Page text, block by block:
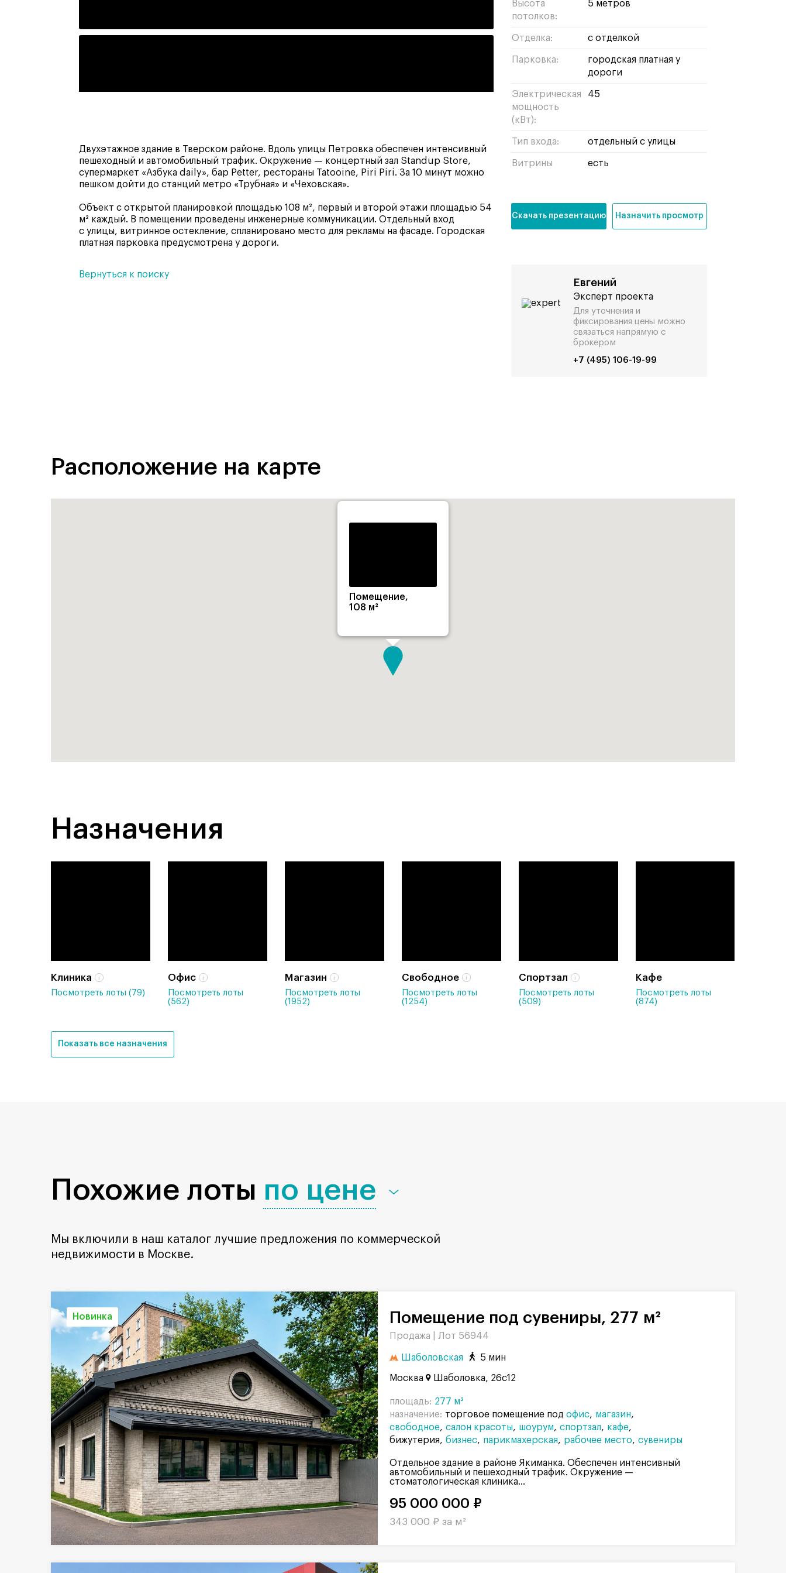
Двухэтажное здание в Тверском районе. Вдоль улицы Петровка обеспечен интенсивный
пешеходный и автомобильный трафик. Окружение — концертный зал Standup Store,
супермаркет «Азбука daily», бар Petter, рестораны Tatooine, Piri Piri. За 10 минут можно
пешком дойти до станций метро «Трубная» и «Чеховская».
Объект с открытой планировкой площадью 108 м², первый и второй этажи площадью 54
м² каждый. В помещении проведены инженерные коммуникации. Отдельный вход
с улицы, витринное остекление, спланировано место для рекламы на фасаде. Городская
платная парковка предусмотрена у дороги.
Вернуться к поиску
Высота
потолков:
5 метров
Отделка: с отделкой
Парковка:
городская платная у
дороги
Электрическая
мощность
(кВт):
45
Тип входа: отдельный с улицы
Витрины есть
Скачать презентацию Назначить просмотр
Евгений
Эксперт проекта
Для уточнения и
фиксирования цены можно
связаться напрямую с
брокером
+7 (495) 106-19-99
Расположение на карте
Помещение,
108 м²
Назначения
Клиника
Посмотреть лоты (79)
Офис
Посмотреть лоты
(562)
Магазин
Посмотреть лоты
(1952)
Свободное
Посмотреть лоты
(1254)
Спортзал
Посмотреть лоты
(509)
Кафе
Посмотреть лоты
(874)
Показать все назначения
Похожие лоты по цене
Мы включили в наш каталог лучшие предложения по коммерческой
недвижимости в Москве.
Новинка Помещение под сувениры, 277 м²
Продажа | Лот 56944
Шаболовская 5 мин
Москва Шаболовка, 26с12
площадь: 277 м²
назначение: торговое помещение под офис
магазин
свободное
салон красоты шоурум спортзал
кафе
бижутерия
бизнес парикмахерская рабочее место сувениры
Отдельное здание в районе Якиманка. Обеспечен интенсивный
автомобильный и пешеходный трафик. Окружение —
стоматологическая клиника...
95 000 000 ₽
343 000 ₽ за м²